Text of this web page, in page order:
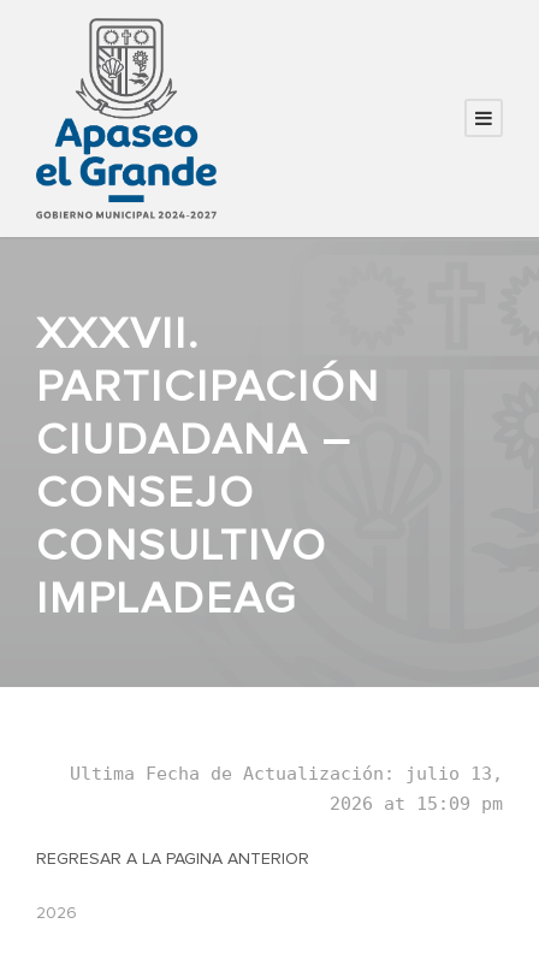
XXXVII.
PARTICIPACIÓN
CIUDADANA –
CONSEJO
CONSULTIVO
IMPLADEAG
Ultima Fecha de Actualización: julio 13,
2026 at 15:09 pm
REGRESAR A LA PAGINA ANTERIOR
2026